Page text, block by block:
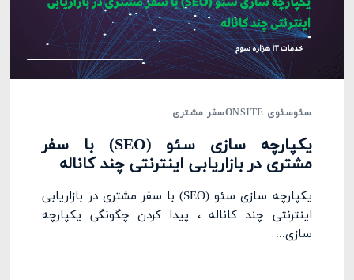
سئوسئوی ONSITE سفر مشتری
یکپارچه سازی سئو (SEO) با سفر
مشتری در بازاریابی اینترنتی چند کاناله
یکپارچه سازی سئو (SEO) با سفر مشتری در بازاریابی
اینترنتی چند کاناله ، پیدا کردن چگونگی یکپارچه
سازی...